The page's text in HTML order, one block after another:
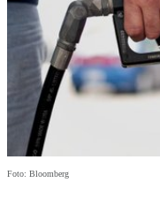
Foto: Bloomberg